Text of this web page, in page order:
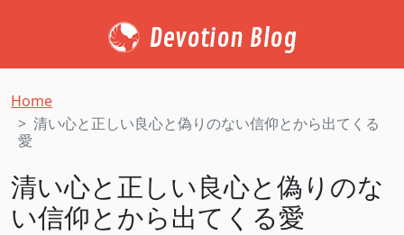
Devotion Blog
Home
清い心と正しい良心と偽りのない信仰とから出てくる
愛
清い心と正しい良心と偽りのな
い信仰とから出てくる愛